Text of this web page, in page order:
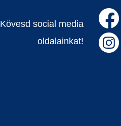
Kövesd social media
oldalainkat!